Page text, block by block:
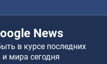
News
в курсе последних
мира сегодня